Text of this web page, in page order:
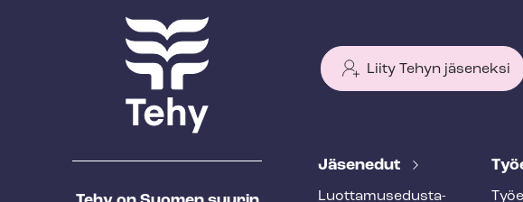
Liity Tehyn jäseneksi
T
Jäsenedut
Luot­ta­muse­dus­ta­